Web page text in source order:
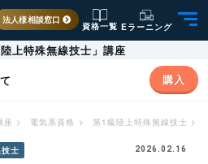
法人様相談窓口
資格一覧 Eラーニング
上特殊無線技士」講座
購入
座 > 電気系資格 > 第1級陸上特殊無線技士 >
士 2026.02.16